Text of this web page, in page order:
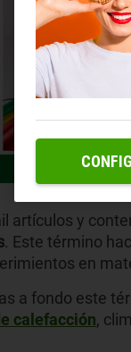
artículos y
. Este término
en
a fondo este
calefacción,